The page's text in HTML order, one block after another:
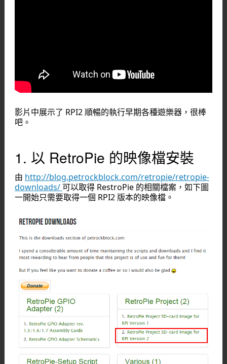
影片中展示了 RPI2 順暢的執行早期各種遊樂器，很棒
吧。
1. 以 RetroPie 的映像檔安裝
由 http://blog.petrockblock.com/retropie/retropie-
downloads/可以取得 RestroPie 的相關檔案，如下圖
一開始只需要取得一個 RPI2 版本的映像檔。